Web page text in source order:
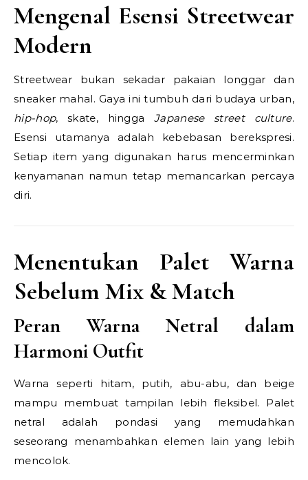
Mengenal Esensi Streetwear
Modern
Streetwear bukan sekadar pakaian longgar dan
sneaker mahal. Gaya ini tumbuh dari budaya urban,
hip-hop, skate, hinggaJapanese street culture.
Esensi utamanya adalah kebebasan berekspresi.
Setiap item yang digunakan harus mencerminkan
kenyamanan namun tetap memancarkan percaya
diri.
Menentukan Palet Warna
Sebelum Mix & Match
Peran Warna Netral dalam
Harmoni Outfit
Warna seperti hitam, putih, abu-abu, dan beige
mampu membuat tampilan lebih fleksibel. Palet
netral adalah pondasi yang memudahkan
seseorang menambahkan elemen lain yang lebih
mencolok.